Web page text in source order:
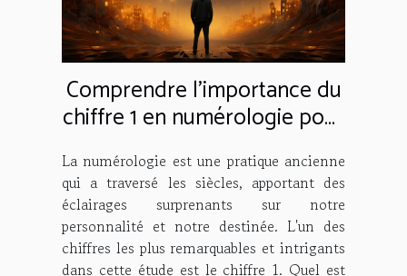
Comprendre l'importance du
chiffre 1 en numérologie pour
le développement personnel
La numérologie est une pratique ancienne
qui a traversé les siècles, apportant des
éclairages surprenants sur notre
personnalité et notre destinée. L'un des
chiffres les plus remarquables et intrigants
dans cette étude est le chiffre 1. Quel est